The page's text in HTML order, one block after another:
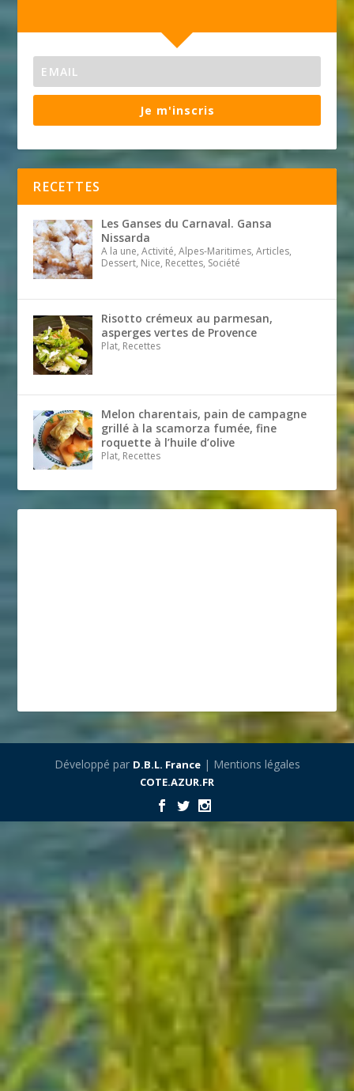
Je m'inscris
RECETTES
Les Ganses du Carnaval. Gansa
Nissarda
A la une, Activité, Alpes-Maritimes, Articles,
Dessert, Nice, Recettes, Société
Risotto crémeux au parmesan,
asperges vertes de Provence
Plat, Recettes
Melon charentais, pain de campagne
grillé à la scamorza fumée, fine
roquette à l’huile d’olive
Plat, Recettes
Développé par D.B.L. France| Mentions légales
COTE.AZUR.FR